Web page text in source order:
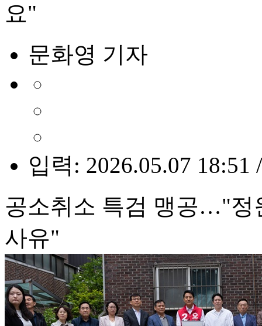
요"
문화영 기자
입력: 2026.05.07 18:51
공소취소 특검 맹공…"정
사유"